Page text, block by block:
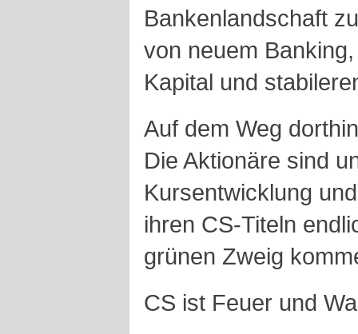
Bankenlandschaft
von neuem
Kapital und
Auf dem Weg
Die Aktionäre sind
Kursentwicklung
ihren CS-Titeln
grünen Zweig
CS ist Feuer und